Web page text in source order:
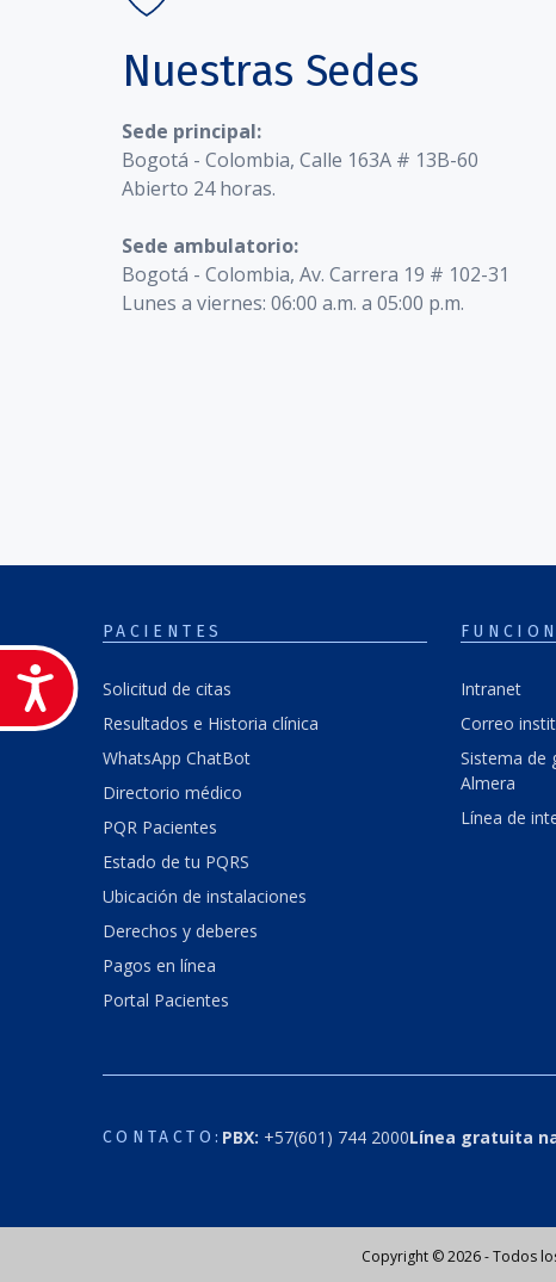
Accesibilidad
Nuestras Sedes
Sede principal:
Bogotá - Colombia, Calle 163A # 13B-60
Abierto 24 horas.
Sede ambulatorio:
Bogotá - Colombia, Av. Carrera 19 # 102-31
Lunes a viernes: 06:00 a.m. a 05:00 p.m.
PACIENTES
Solicitud de citas
Resultados e Historia clínica
WhatsApp ChatBot
Directorio médico
PQR Pacientes
Estado de tu PQRS
Ubicación de instalaciones
Derechos y deberes
Pagos en línea
Portal Pacientes
Intranet
Correo
Sistema de
Almera
Línea de
CONTACTO: PBX: +57(601) 744 2000Línea gratuita
Copyright © 2026 - Todos